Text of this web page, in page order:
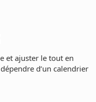
et ajuster le tout en
d’un calendrier